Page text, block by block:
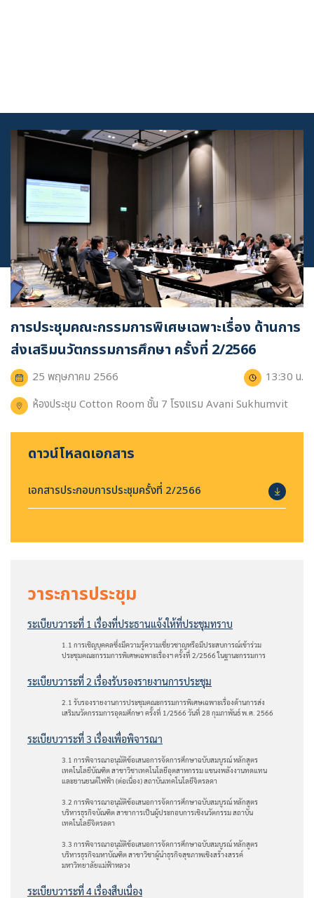
เข้าสู่ระบบ
การประชุมคณะกรรมการพิเศษเฉพาะเรื่อง ด้านการ
ส่งเสริมนวัตกรรมการศึกษา ครั้งที่ 2/2566
13:30 น.
25 พฤษภาคม 2566
ห้องประชุม Cotton Room ชั้น 7 โรงแรม Avani Sukhumvit
ดาวน์โหลดเอกสาร
เอกสารประกอบการประชุมครั้งที่ 2/2566
วาระการประชุม
ระเบียบวาระที่ 1 เรื่องที่ประธานแจ้งให้ที่ประชุมทราบ
1.1 การเชิญบุคคลซึ่งมีความรู้ความเชี่ยวชาญหรือมีประสบการณ์เข้าร่วม
ประชุมคณะกรรมการพิเศษเฉพาะเรื่องฯ ครั้งที่ 2/2566 ในฐานะกรรมการ
ระเบียบวาระที่ 2 เรื่องรับรองรายงานการประชุม
2.1 รับรองรายงานการประชุมคณะกรรมการพิเศษเฉพาะเรื่องด้านการส่ง
เสริมนวัตกรรมการอุดมศึกษา ครั้งที่ 1/2566 วันที่ 28 กุมภาพันธ์ พ.ศ. 2566
ระเบียบวาระที่ 3 เรื่องเพื่อพิจารณา
3.1 การพิจารณาอนุมัติข้อเสนอการจัดการศึกษาฉบับสมบูรณ์ หลักสูตร
เทคโนโลยีบัณฑิต สาขาวิชาเทคโนโลยีอุตสาหกรรม แขนงพลังงานทดแทน
และยานยนต์ไฟฟ้า (ต่อเนื่อง) สถาบันเทคโนโลยีจิตรลดา
3.2 การพิจารณาอนุมัติข้อเสนอการจัดการศึกษาฉบับสมบูรณ์ หลักสูตร
บริหารธุรกิจบัณฑิต สาขาการเป็นผู้ประกอบการเชิงนวัตกรรม สถาบัน
เทคโนโลยีจิตรลดา
3.3 การพิจารณาอนุมัติข้อเสนอการจัดการศึกษาฉบับสมบูรณ์ หลักสูตร
บริหารธุรกิจมหาบัณฑิต สาขาวิชาผู้นำธุรกิจสุขภาพเชิงสร้างสรรค์
มหาวิทยาลัยแม่ฟ้าหลวง
ระเบียบวาระที่ 4 เรื่องสืบเนื่อง